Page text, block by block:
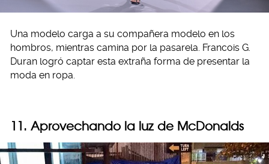
Una modelo carga a su compañera modelo en los
hombros, mientras camina por la pasarela. Francois G.
Duran logró captar esta extraña forma de presentar la
moda en ropa.
11. Aprovechando la luz de McDonalds